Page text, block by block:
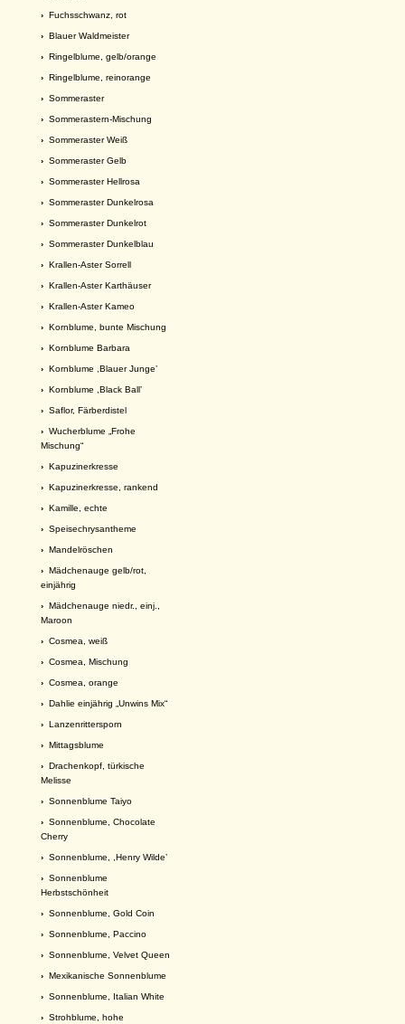
› Fuchsschwanz, rot
› Blauer Waldmeister
› Ringelblume, gelb/orange
› Ringelblume, reinorange
› Sommeraster
› Sommerastern-Mischung
› Sommeraster Weiß
› Sommeraster Gelb
› Sommeraster Hellrosa
› Sommeraster Dunkelrosa
› Sommeraster Dunkelrot
› Sommeraster Dunkelblau
› Krallen-Aster Sorrell
› Krallen-Aster Karthäuser
› Krallen-Aster Kameo
› Kornblume, bunte Mischung
› Kornblume Barbara
› Kornblume ,Blauer Junge’
› Kornblume ,Black Ball’
› Saflor, Färberdistel
› Wucherblume „Frohe
Mischung“
› Kapuzinerkresse
› Kapuzinerkresse, rankend
› Kamille, echte
› Speisechrysantheme
› Mandelröschen
› Mädchenauge gelb/rot,
einjährig
› Mädchenauge niedr., einj.,
Maroon
› Cosmea, weiß
› Cosmea, Mischung
› Cosmea, orange
› Dahlie einjährig „Unwins Mix“
› Lanzenrittersporn
› Mittagsblume
› Drachenkopf, türkische
Melisse
› Sonnenblume Taiyo
› Sonnenblume, Chocolate
Cherry
› Sonnenblume, ,Henry Wilde’
› Sonnenblume
Herbstschönheit
› Sonnenblume, Gold Coin
› Sonnenblume, Paccino
› Sonnenblume, Velvet Queen
› Mexikanische Sonnenblume
› Sonnenblume, Italian White
› Strohblume, hohe